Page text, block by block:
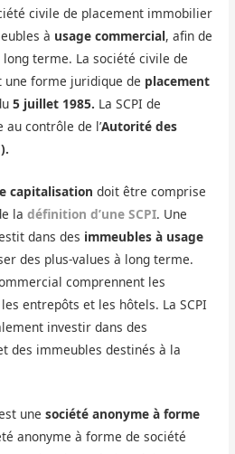
civile de placement immobilier
à usage commercial, afin de
terme. La société civile de
forme juridique de placement
5 juillet 1985. La SCPI de
contrôle de l’Autorité des
capitalisation doit être comprise
ladéfinition d’une SCPI. Une
dans des immeubles à usage
des plus-values à long terme.
comprennent les
entrepôts et les hôtels. La SCPI
investir dans des
des immeubles destinés à la
une société anonyme à forme
anonyme à forme de société